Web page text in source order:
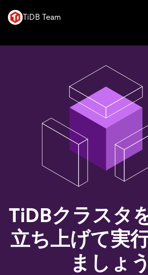
TiDB Team
TiDBクラスタ
立ち上げて実
ましょう